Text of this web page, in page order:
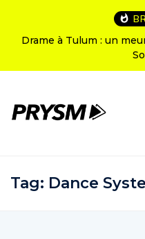
Drame à Tulum : un
Tag: Dance